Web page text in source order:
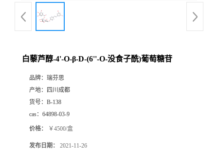
产
白藜芦醇-4'-O-β-D-(6''-O-没食子酰)葡萄糖苷
品牌： 瑞芬思
产地：
四川成都
货号： B-138
cas： 64898-03-9
价格： ￥4500/盒
发布日期： 2021-11-26